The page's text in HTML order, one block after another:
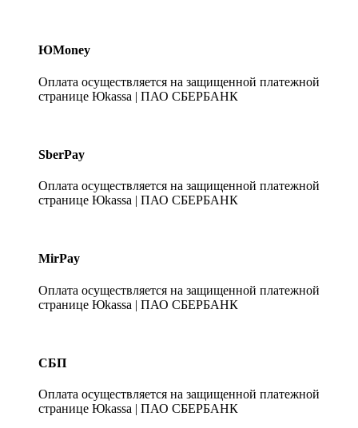
ЮMoney
Оплата осуществляется на защищенной платежной
странице Юkassa | ПАО СБЕРБАНК
SberPay
Оплата осуществляется на защищенной платежной
странице Юkassa | ПАО СБЕРБАНК
MirPay
Оплата осуществляется на защищенной платежной
странице Юkassa | ПАО СБЕРБАНК
СБП
Оплата осуществляется на защищенной платежной
странице Юkassa | ПАО СБЕРБАНК